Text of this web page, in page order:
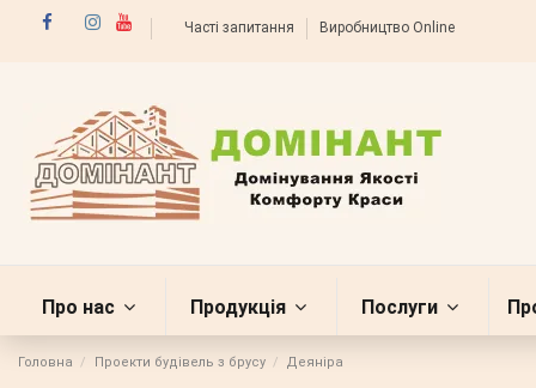
Часті запитання Виробництво Online
Про нас Продукція Послуги
Головна Проекти будівель з брусу Деяніра